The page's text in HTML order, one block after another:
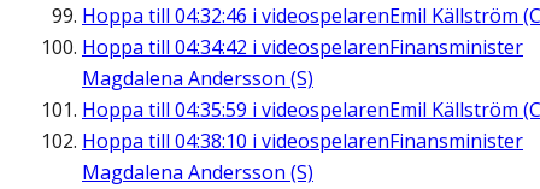
Hoppa till 04:32:46 i videospelarenEmil Källström
Hoppa till 04:34:42 i videospelarenFinansminister
Magdalena Andersson (S)
Hoppa till 04:35:59 i videospelarenEmil Källström
Hoppa till 04:38:10 i videospelarenFinansminister
Magdalena Andersson (S)